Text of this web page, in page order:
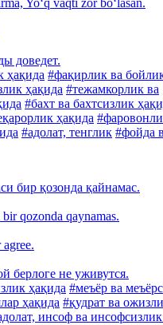
Yo‘q vaqti zor bo‘lasan.
доведет.
ҳақида #фақирлик ва
ҳақида #тежамкорлик ва
#бахт ва бахтсизлик
ҳақида
#адолат, тенглик #фойда
бир қозонда қайнамас.
qozonda qaynamas.
берлоге не уживутся.
ҳақида #меъёр ва
ҳақида #қудрат ва
инсоф ва